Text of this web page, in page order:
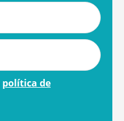
política de